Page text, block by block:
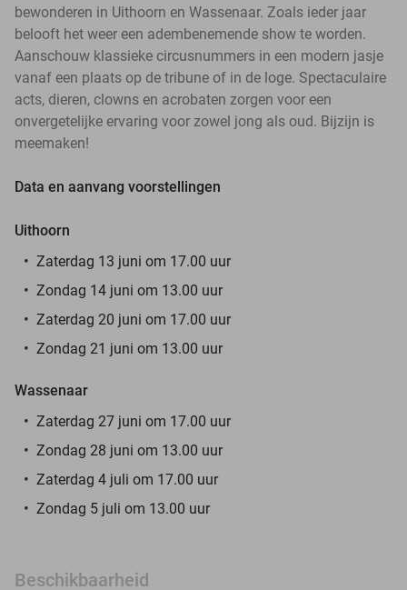
bewonderen in Uithoorn en Wassenaar. Zoals ieder jaar
belooft het weer een adembenemende show te worden.
Aanschouw klassieke circusnummers in een modern jasje
vanaf een plaats op de tribune of in de loge. Spectaculaire
acts, dieren, clowns en acrobaten zorgen voor een
onvergetelijke ervaring voor zowel jong als oud. Bijzijn is
meemaken!
Data en aanvang voorstellingen
Uithoorn
Zaterdag 13 juni om 17.00 uur
Zondag 14 juni om 13.00 uur
Zaterdag 20 juni om 17.00 uur
Zondag 21 juni om 13.00 uur
Wassenaar
Zaterdag 27 juni om 17.00 uur
Zondag 28 juni om 13.00 uur
Zaterdag 4 juli om 17.00 uur
Zondag 5 juli om 13.00 uur
Beschikbaarheid